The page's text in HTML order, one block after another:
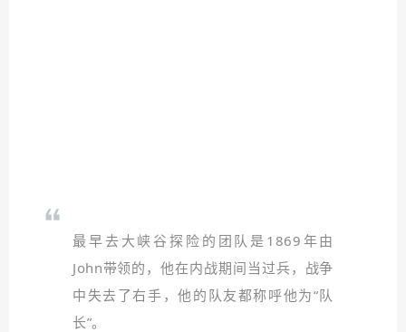
最早去大峡谷探险的团队是1869年由
John带领的，他在内战期间当过兵，战争
中失去了右手，他的队友都称呼他为“队
长”。